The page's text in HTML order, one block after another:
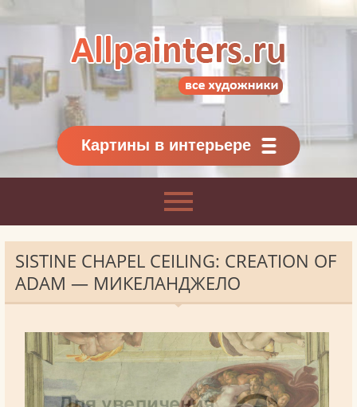
Картины классиков
и современников
Картины в интерьере
SISTINE CHAPEL CEILING: CREATION OF
ADAM — МИКЕЛАНДЖЕЛО